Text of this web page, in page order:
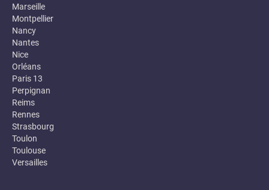
Marseille
Montpellier
Nancy
Nantes
Nice
Orléans
Paris 13
Perpignan
Reims
Rennes
Strasbourg
Toulon
Toulouse
Versailles